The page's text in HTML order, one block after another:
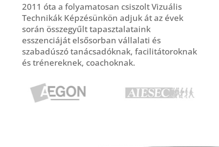
2011 óta a folyamatosan csiszolt Vizuális
Technikák Képzésünkön adjuk át az évek
során összegyűlt tapasztalataink
esszenciáját elsősorban vállalati és
szabadúszó tanácsadóknak, facilitátoroknak
és trénereknek, coachoknak.